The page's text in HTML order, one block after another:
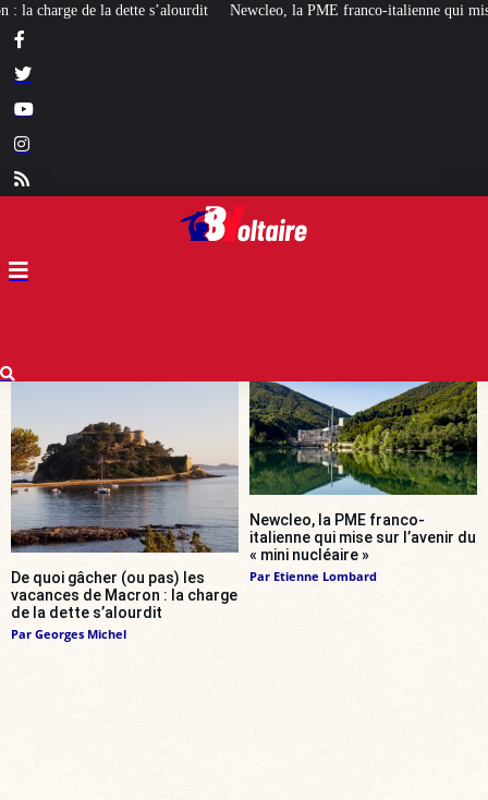
la PME franco-italienne qui mise sur l’avenir du « mini nucléaire »
De quoi gâcher (ou pas) les
vacances de Macron : la charge
de la dette s’alourdit
Par Georges Michel
Newcleo, la PME franco-
italienne qui mise sur l’avenir du
« mini nucléaire »
Par Etienne Lombard